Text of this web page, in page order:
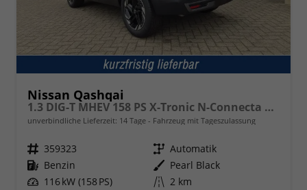
Nissan Qashqai
1.3 DIG-T MHEV 158 PS X-Tronic N-Connecta Teil-Leder PanoGlasdach Klimaautomatik Sitzheizung Lenkradheizung Navi ACC PDC v+h 360°Kamera DAB Bluetooth Touchscreen Apple CarPlay Android Auto 18"LM
unverbindliche Lieferzeit: 14 Tage Fahrzeug mit Tageszulassung
Fahrzeugnr. 359323 Getriebe Automatik
Kraftstoff Benzin Außenfarbe Pearl Black
Leistung 116 kW (158 PS) Kilometerstand 2 km